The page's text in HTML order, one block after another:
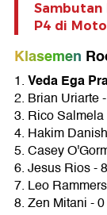
Sambutan
P4 di
Klasemen
1.Veda Ega
2. Brian Uriarte
3. Rico
4. Hakim
5. Casey
6. Jesus Rios -
7. Leo
8. Zen Mitani -